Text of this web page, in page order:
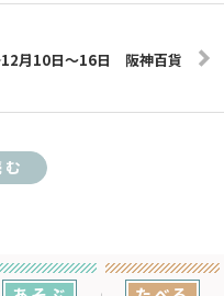
月10日〜16日 阪神百貨